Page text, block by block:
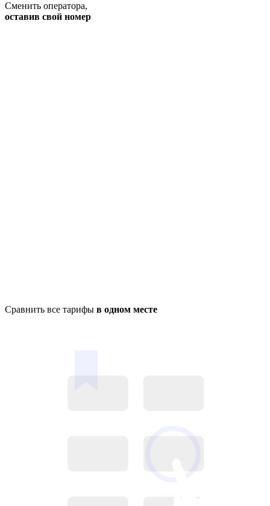
Сменить оператора,
оставив свой номер
Сравнить все тарифы в одном месте